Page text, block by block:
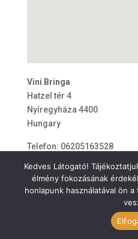
Vini Bringa
Hatzel tér 4
Nyíregyháza 4400
Hungary
Telefon: 06205163528
Kedves Látogató!
élmény fokozásának
honlapunk használatával ön